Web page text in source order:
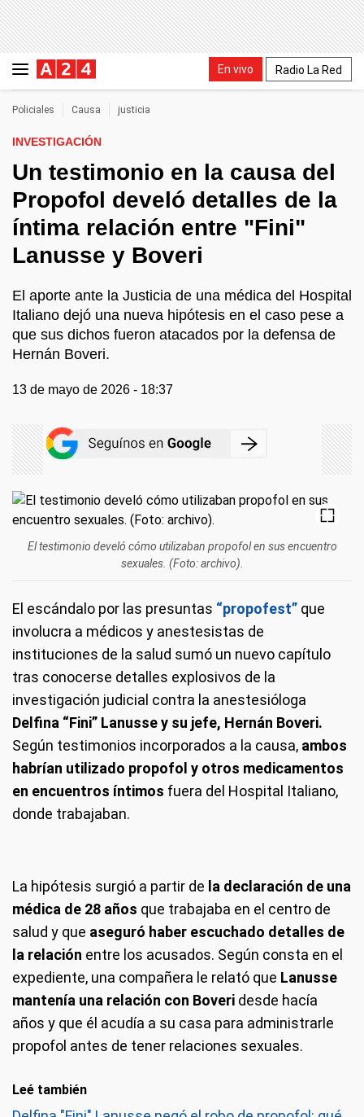
En vivo Radio La Red
Policiales Causa justicia
INVESTIGACIÓN
Un testimonio en la causa del
Propofol develó detalles de la
íntima relación entre "Fini"
Lanusse y Boveri
El aporte ante la Justicia de una médica del Hospital
Italiano dejó una nueva hipótesis en el caso pese a
que sus dichos fueron atacados por la defensa de
Hernán Boveri.
13 de mayo de 2026 - 18:37
El testimonio develó cómo utilizaban propofol en sus encuentro
sexuales. (Foto: archivo).
El escándalo por las presuntas “propofest” que
involucra a médicos y anestesistas de
instituciones de la salud sumó un nuevo capítulo
tras conocerse detalles explosivos de la
investigación judicial contra la anestesióloga
Delfina “Fini” Lanusse y su jefe, Hernán Boveri.
Según testimonios incorporados a la causa, ambos
habrían utilizado propofol y otros medicamentos
en encuentros íntimos fuera del Hospital Italiano,
donde trabajaban.
La hipótesis surgió a partir de la declaración de una
médica de 28 años que trabajaba en el centro de
salud y que aseguró haber escuchado detalles de
la relación entre los acusados. Según consta en el
expediente, una compañera le relató que Lanusse
mantenía una relación con Boveri desde hacía
años y que él acudía a su casa para administrarle
propofol antes de tener relaciones sexuales.
Leé también